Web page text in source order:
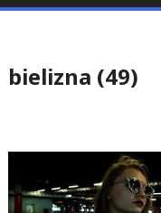
bielizna (49)